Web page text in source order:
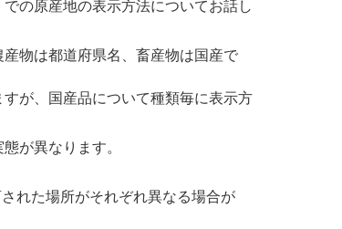
の原産地の表示方法についてお話し
物は都道府県名、畜産物は国産で
が、国産品について種類毎に表示方
が異なります。
れた場所がそれぞれ異なる場合が